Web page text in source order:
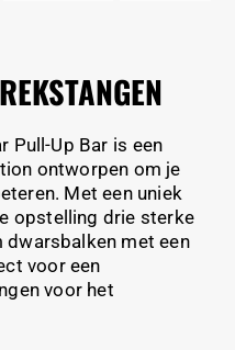
Pull-Up Bar is een
ontworpen om je
Met een uniek
opstelling drie sterke
met een
voor een
voor het